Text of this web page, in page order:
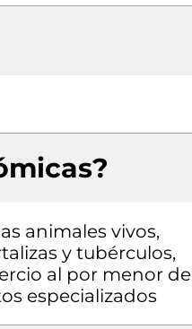
animales vivos,
y tubérculos,
al por menor de
especializados